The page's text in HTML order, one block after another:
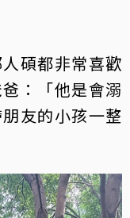
碩都非常喜歡
：「他是會溺
友的小孩一整